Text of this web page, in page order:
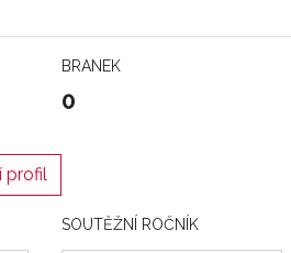
BRANEK
0
profil
SOUTĚŽNÍ ROČNÍK